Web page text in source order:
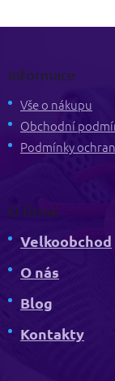
Informace
Vše o nákupu
Obchodní
Podmínky
O firmě
Velkoobchod
O nás
Blog
Kontakty